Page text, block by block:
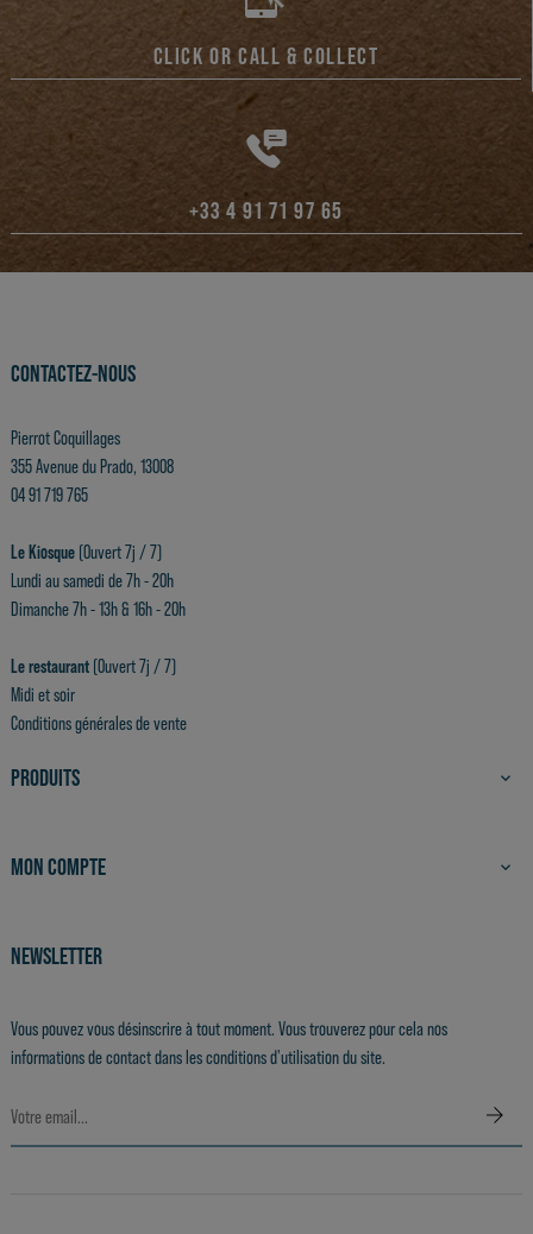
CLICK OR CALL & COLLECT
+33 4 91 71 97 65
CONTACTEZ-NOUS
Pierrot Coquillages
355 Avenue du Prado, 13008
04 91 719 765
Le Kiosque (Ouvert 7j / 7)
Lundi au samedi de 7h - 20h
Dimanche 7h - 13h & 16h - 20h
Le restaurant (Ouvert 7j / 7)
Midi et soir
Conditions générales de vente
PRODUITS 
MON COMPTE 
NEWSLETTER
Vous pouvez vous désinscrire à tout moment. Vous trouverez pour cela nos
informations de contact dans les conditions d'utilisation du site.